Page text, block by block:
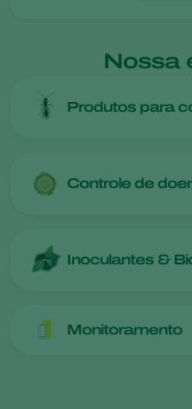
Nossa
Produtos para
Controle de
Inoculantes &
Monitoramento